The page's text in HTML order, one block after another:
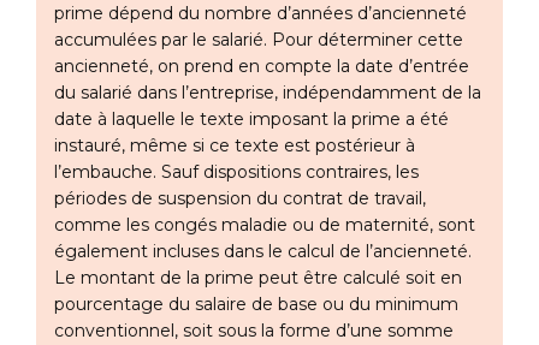
prime dépend du nombre d’années d’ancienneté
accumulées par le salarié. Pour déterminer cette
ancienneté, on prend en compte la date d’entrée
du salarié dans l’entreprise, indépendamment de la
date à laquelle le texte imposant la prime a été
instauré, même si ce texte est postérieur à
l’embauche. Sauf dispositions contraires, les
périodes de suspension du contrat de travail,
comme les congés maladie ou de maternité, sont
également incluses dans le calcul de l’ancienneté.
Le montant de la prime peut être calculé soit en
pourcentage du salaire de base ou du minimum
conventionnel, soit sous la forme d’une somme